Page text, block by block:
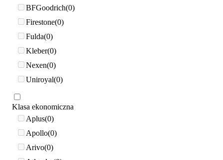
BFGoodrich 0
Firestone 0
Fulda 0
Kleber 0
Nexen 0
Uniroyal 0
Klasa ekonomiczna
Aplus 0
Apollo 0
Arivo 0